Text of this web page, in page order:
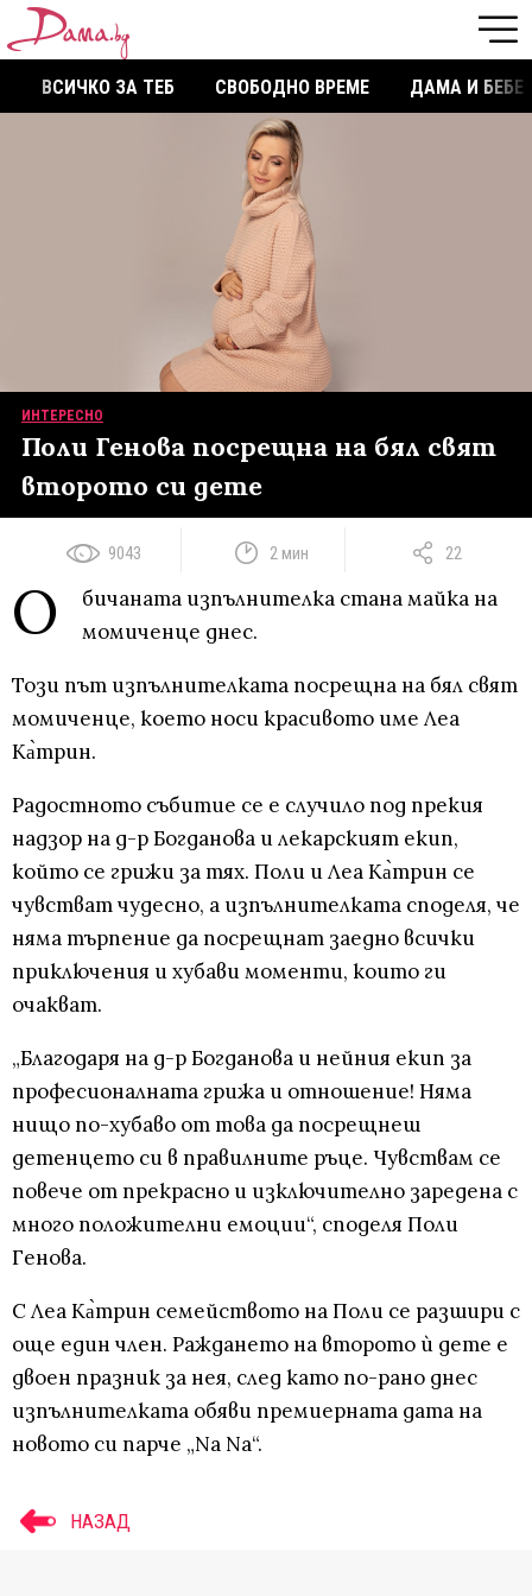
ВСИЧКО ЗА ТЕБ СВОБОДНО ВРЕМЕ ДАМА И БЕБЕ
ИНТЕРЕСНО
Поли Генова посрещна на бял свят
второто си дете
9043 2 мин 22
О
бичаната изпълнителка стана майка на
момиченце днес.
Този път изпълнителката посрещна на бял свят
момиченце, което носи красивото име Леа
Ка̀трин.
Радостното събитие се е случило под прекия
надзор на д-р Богданова и лекарският екип,
който се грижи за тях. Поли и Леа Ка̀трин се
чувстват чудесно, а изпълнителката споделя, че
няма търпение да посрещнат заедно всички
приключения и хубави моменти, които ги
очакват.
„Благодаря на д-р Богданова и нейния екип за
професионалната грижа и отношение! Няма
нищо по-хубаво от това да посрещнеш
детенцето си в правилните ръце. Чувствам се
повече от прекрасно и изключително заредена с
много положителни емоции“, споделя Поли
Генова.
С Леа Ка̀трин семейството на Поли се разшири с
още един член. Раждането на второто ѝ дете е
двоен празник за нея, след като по-рано днес
изпълнителката обяви премиерната дата на
новото си парче „Na Na“.
НАЗАД